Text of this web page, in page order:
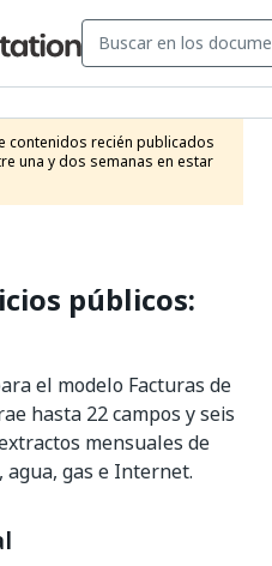
contenidos recién publicados
una y dos semanas en estar
públicos:
el modelo Facturas de
hasta 22 campos y seis
mensuales de
agua, gas e Internet.